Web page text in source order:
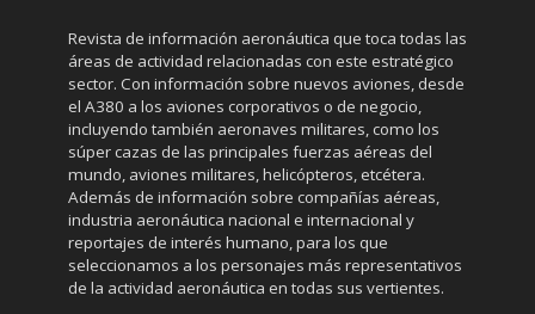
Revista de información aeronáutica que toca todas las
áreas de actividad relacionadas con este estratégico
sector. Con información sobre nuevos aviones, desde
el A380 a los aviones corporativos o de negocio,
incluyendo también aeronaves militares, como los
súper cazas de las principales fuerzas aéreas del
mundo, aviones militares, helicópteros, etcétera.
Además de información sobre compañías aéreas,
industria aeronáutica nacional e internacional y
reportajes de interés humano, para los que
seleccionamos a los personajes más representativos
de la actividad aeronáutica en todas sus vertientes.